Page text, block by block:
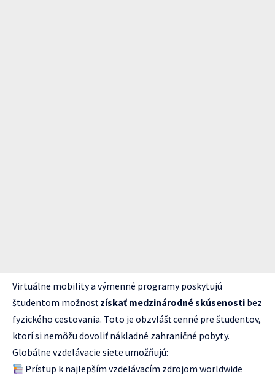
Virtuálne mobility a výmenné programy poskytujú
študentom možnosť získať medzinárodné skúsenosti bez
fyzického cestovania. Toto je obzvlášť cenné pre študentov,
ktorí si nemôžu dovoliť nákladné zahraničné pobyty.
Globálne vzdelávacie siete umožňujú:
Prístup k najlepším vzdelávacím zdrojom worldwide